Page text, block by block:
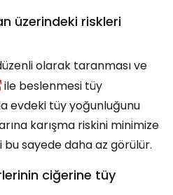
üzerindeki riskleri
olarak taranması ve
ile beslenmesi tüy
evdeki tüy yoğunluğunu
karışma riskini minimize
sayede daha az görülür.
ciğerine tüy